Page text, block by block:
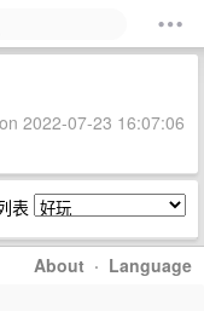
2022-07-23 16:07:06
表
About · Language